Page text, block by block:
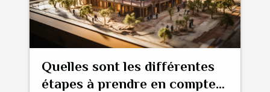
Quelles sont les différentes
étapes à prendre en compte